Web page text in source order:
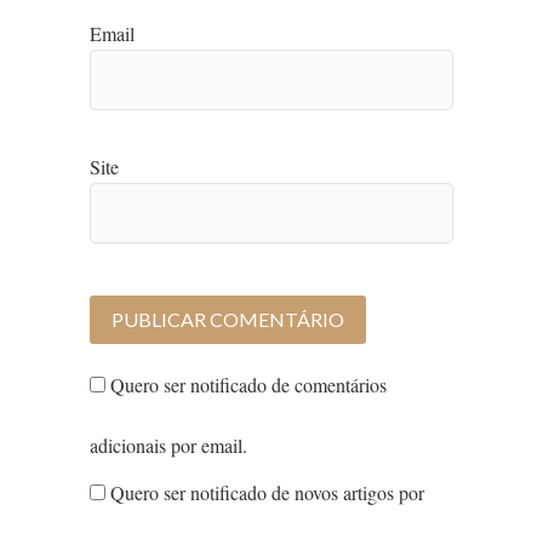
Email
Site
Quero ser notificado de comentários
adicionais por email.
Quero ser notificado de novos artigos por